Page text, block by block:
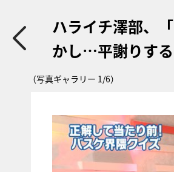
ハライチ澤部、
かし…平謝りす
（写真ギャラリー 1/6）